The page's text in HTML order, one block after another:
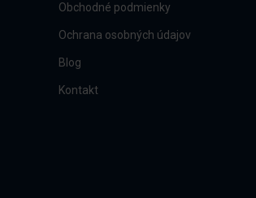
Obchodné podmienky
Ochrana osobných údajov
Blog
Kontakt